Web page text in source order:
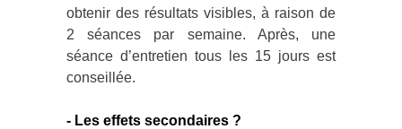
obtenir des résultats visibles, à raison de
2 séances par semaine. Après, une
séance d’entretien tous les 15 jours est
conseillée.
- Les effets secondaires ?